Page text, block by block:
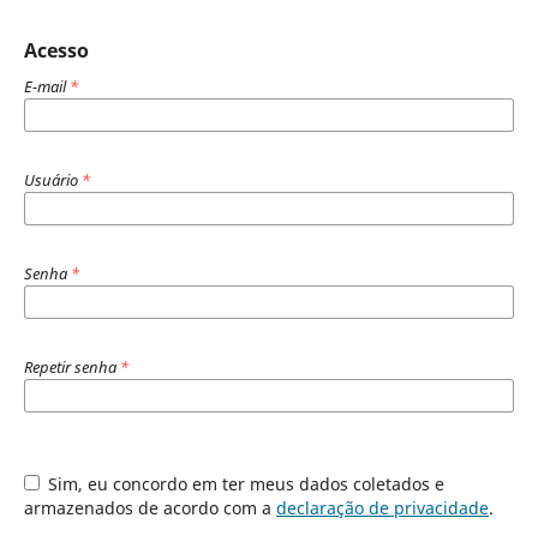
Acesso
E-mail*
Usuário *
Senha *
Repetir senha *
Sim, eu concordo em ter meus dados coletados e
armazenados de acordo com a declaração de privacidade.